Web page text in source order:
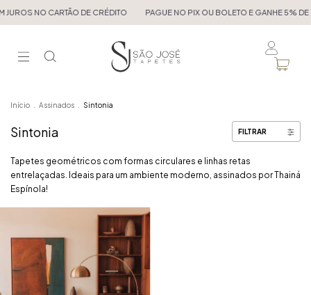
NO CARTÃO DE CRÉDITO PAGUE NO PIX OU BOLETO E GANHE 5% DE
Início Assinados Sintonia
Sintonia FILTRAR
Tapetes geométricos com formas circulares e linhas retas
entrelaçadas. Ideais para um ambiente moderno, assinados por Thainá
Espínola!